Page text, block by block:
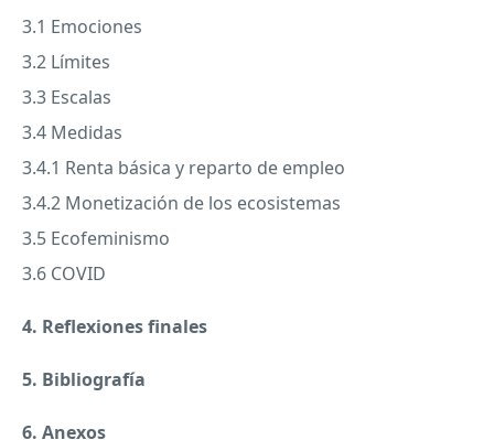
3.1 Emociones
3.2 Límites
3.3 Escalas
3.4 Medidas
3.4.1 Renta básica y reparto de empleo
3.4.2 Monetización de los ecosistemas
3.5 Ecofeminismo
3.6 COVID
4. Reflexiones finales
5. Bibliografía
6. Anexos